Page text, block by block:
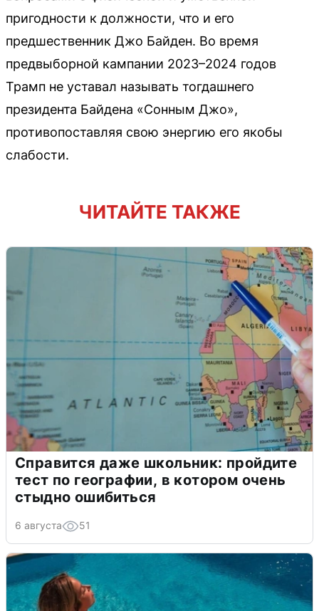
пригодности к должности, что и его
предшественник Джо Байден. Во время
предвыборной кампании 2023–2024 годов
Трамп не уставал называть тогдашнего
президента Байдена «Сонным Джо»,
противопоставляя свою энергию его якобы
слабости.
ЧИТАЙТЕ ТАКЖЕ
Справится даже школьник: пройдите
тест по географии, в котором очень
стыдно ошибиться
6 августа 51